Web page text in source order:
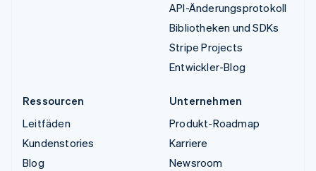
API-Änderungsprotokoll
Bibliotheken und SDKs
Stripe Projects
Entwickler-Blog
Ressourcen
Leitfäden
Kundenstories
Blog
Unternehmen
Produkt-Roadmap
Karriere
Newsroom